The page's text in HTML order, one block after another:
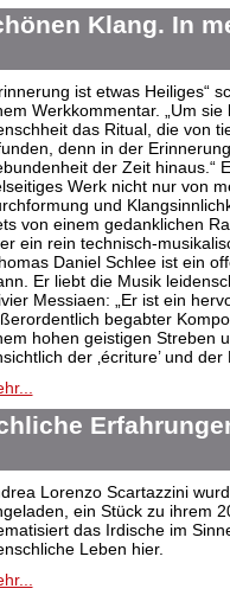
Klang. In
ist etwas Heiliges“
Werkkommentar. „Um
das Ritual, die von
denn in der
der Zeit hinaus.“
Werk nicht nur von
und
von einem gedanklichen
ein rein technisch-
Daniel Schlee ist ein
Er liebt die Musik
Messiaen: „Er ist ein
begabter
hohen geistigen Streben
der ‚écriture’ und der
Lorenzo Scartazzini
ein Stück zu ihrem
das Irdische im
Leben hier.